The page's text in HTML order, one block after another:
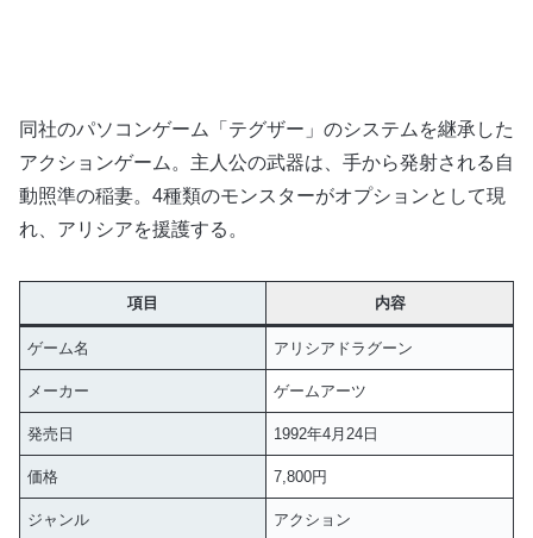
同社のパソコンゲーム「テグザー」のシステムを継承した
アクションゲーム。主人公の武器は、手から発射される自
動照準の稲妻。4種類のモンスターがオプションとして現
れ、アリシアを援護する。
項目 内容
ゲーム名 アリシアドラグーン
メーカー ゲームアーツ
発売日 1992年4月24日
価格 7,800円
ジャンル アクション